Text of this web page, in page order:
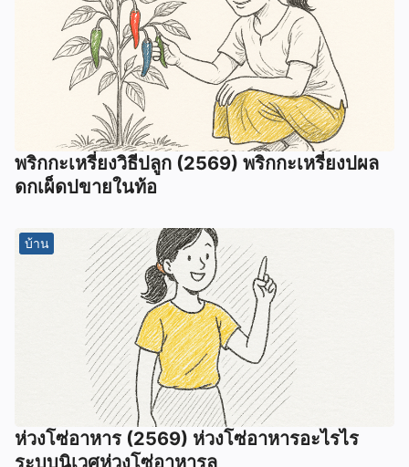
พริกกะเหรี่ยงวิธีปลูก (2569) พริกกะเหรี่ยงปผล
ดกเผ็ดปขายในท้อ
บ้าน
ห่วงโซ่อาหาร (2569) ห่วงโซ่อาหารอะไรไร